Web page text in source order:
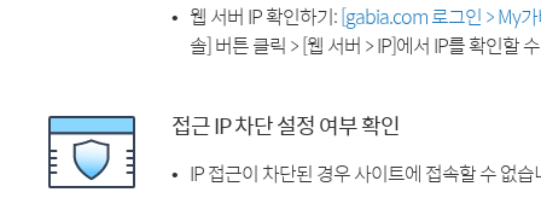
웹 서버 IP 확인하기:[gabia.com 로그인 > My
솔] 버튼 클릭 > [웹 서버 > IP]에서 IP를 확인할
접근 IP 차단 설정 여부 확인
IP 접근이 차단된 경우 사이트에 접속할 수 없습